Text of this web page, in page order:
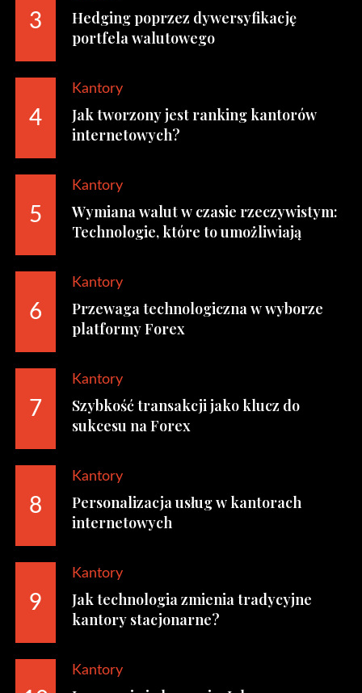
3
Hedging poprzez dywersyfikację
portfela walutowego
4
Kantory
Jak tworzony jest ranking kantorów
internetowych?
5
Kantory
Wymiana walut w czasie rzeczywistym:
Technologie, które to umożliwiają
6
Kantory
Przewaga technologiczna w wyborze
platformy Forex
7
Kantory
Szybkość transakcji jako klucz do
sukcesu na Forex
8
Kantory
Personalizacja usług w kantorach
internetowych
9
Kantory
Jak technologia zmienia tradycyjne
kantory stacjonarne?
Kantory